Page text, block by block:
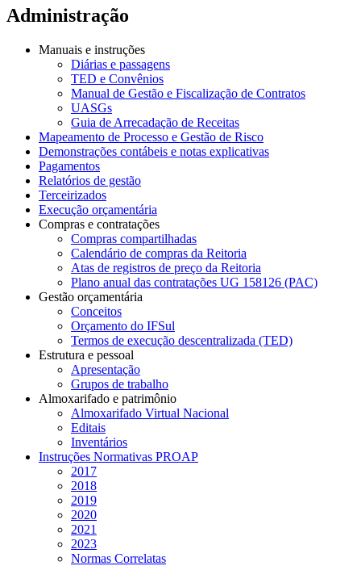
Administração
Manuais e instruções
Diárias e passagens
TED e Convênios
Manual de Gestão e Fiscalização de Contratos
UASGs
Guia de Arrecadação de Receitas
Mapeamento de Processo e Gestão de Risco
Demonstrações contábeis e notas explicativas
Pagamentos
Relatórios de gestão
Terceirizados
Execução orçamentária
Compras e contratações
Compras compartilhadas
Calendário de compras da Reitoria
Atas de registros de preço da Reitoria
Plano anual das contratações UG 158126 (PAC)
Gestão orçamentária
Conceitos
Orçamento do IFSul
Termos de execução descentralizada (TED)
Estrutura e pessoal
Apresentação
Grupos de trabalho
Almoxarifado e patrimônio
Almoxarifado Virtual Nacional
Editais
Inventários
Instruções Normativas PROAP
2017
2018
2019
2020
2021
2023
Normas Correlatas